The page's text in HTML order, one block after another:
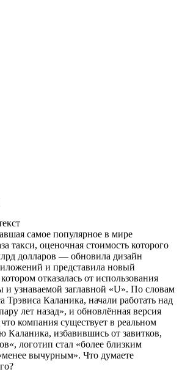
самое популярное в мире
такси, оценочная стоимость которого
долларов — обновила дизайн
и представила новый
отказалась от использования
и узнаваемой заглавной «U». По словам
Трэвиса Каланика, начали работать над
лет назад», и обновлённая версия
компания существует в реальном
избавившись от завитков,
логотип стал «более близким
вычурным». Что думаете